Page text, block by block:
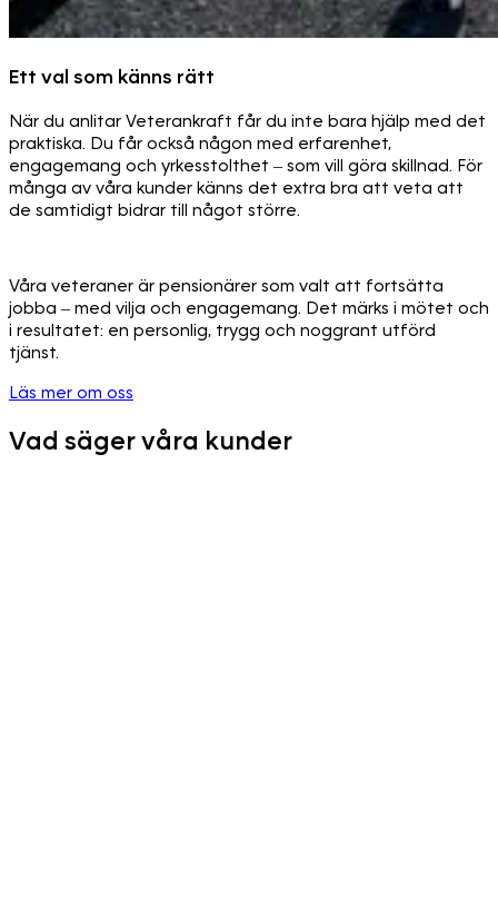
Ett val som känns rätt
När du anlitar Veterankraft får du inte bara hjälp med det
praktiska. Du får också någon med erfarenhet,
engagemang och yrkesstolthet – som vill göra skillnad. För
många av våra kunder känns det extra bra att veta att
de samtidigt bidrar till något större.
Våra veteraner är pensionärer som valt att fortsätta
jobba – med vilja och engagemang. Det märks i mötet och
i resultatet: en personlig, trygg och noggrant utförd
tjänst.
Läs mer om oss
Vad säger våra kunder